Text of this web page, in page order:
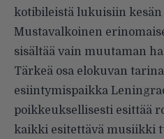
kotibileistä lukuisiin
Mustavalkoinen
sisältää vain muutaman
Tärkeä osa elokuvan
esiintymispaikka
poikkeuksellisesti esittää
kaikki esitettävä musiikki